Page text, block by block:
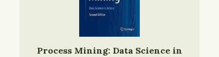
Process Mining: Data Science in